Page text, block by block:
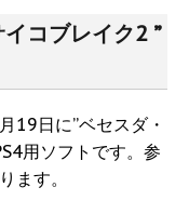
コブレイク2 ”
19日に”ベセスダ・
用ソフトです。参
ます。